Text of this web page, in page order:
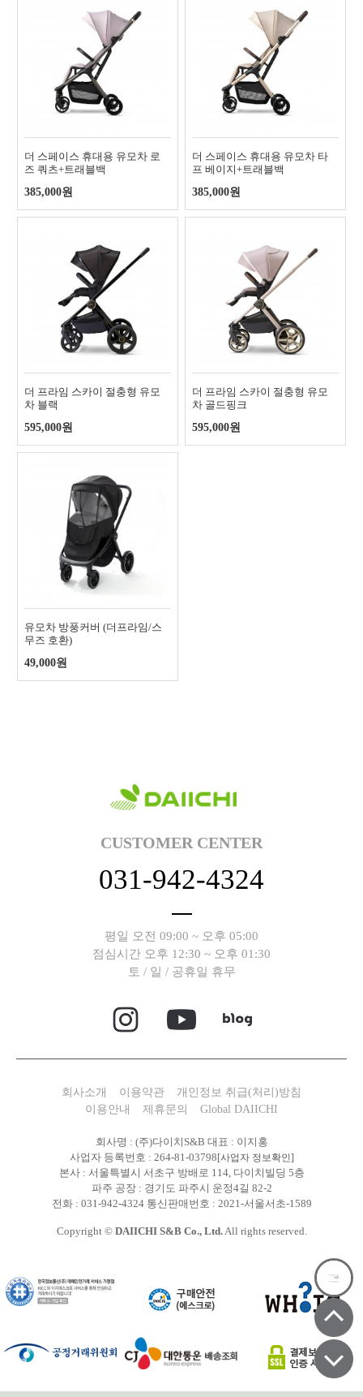
더 스페이스 휴대용 유모차 로
즈 쿼츠+트래블백
385,000원
더 스페이스 휴대용 유모차 타
프 베이지+트래블백
385,000원
더 프라임 스카이 절충형 유모
차 블랙
595,000원
더 프라임 스카이 절충형 유모
차 골드핑크
595,000원
유모차 방풍커버 (더프라임/스
무즈 호환)
49,000원
CUSTOMER CENTER
031-942-4324
평일 오전 09:00 ~ 오후 05:00
점심시간 오후 12:30 ~ 오후 01:30
토 / 일 / 공휴일 휴무
회사소개 이용약관
개인정보 취급(처리)방침
이용안내
제휴문의 Global DAIICHI
회사명 : (주)다이치S&B 대표 : 이지홍
사업자 등록번호 : 264-81-03798 [사업자 정보확인]
본사 : 서울특별시 서초구 방배로 114, 다이치빌딩 5층
파주 공장 : 경기도 파주시 운정4길 82-2
전화 : 031-942-4324 통신판매번호 : 2021-서울서초-1589
Copyright © DAIICHI S&B Co., Ltd.All rights reserved.